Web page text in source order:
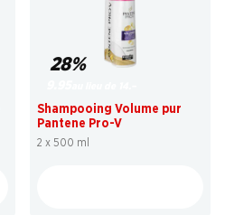
28%
Shampooing Volume pur
Pantene Pro-V
2 x 500 ml